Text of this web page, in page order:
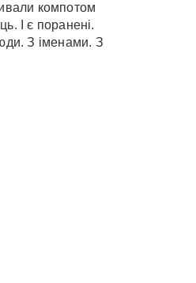
компотом
І є поранені.
З іменами. З